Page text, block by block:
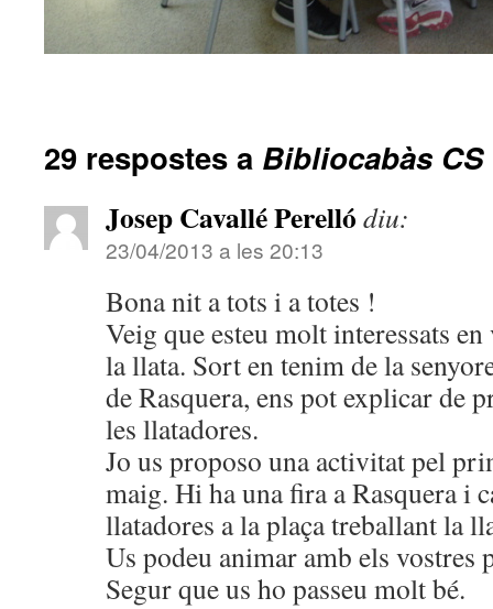
29 respostes a Bibliocabàs CS
Josep Cavallé Perelló diu:
23/04/2013 a les 20:13
Bona nit a tots i a totes !
Veig que esteu molt interessats
la llata. Sort en tenim de la
de Rasquera, ens pot explicar de
les llatadores.
Jo us proposo una activitat pel
maig. Hi ha una fira a Rasquera i
llatadores a la plaça treballant la
Us podeu animar amb els vostres
Segur que us ho passeu molt bé.